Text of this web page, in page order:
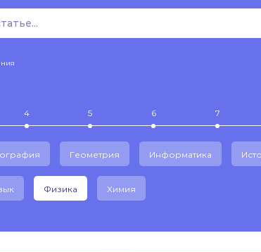
4 5 6 7
Геометрия Информатика
Физика Химия